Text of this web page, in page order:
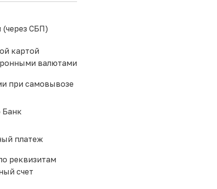
СБП)
картой
валютами
при самовывозе
Банк
платеж
реквизитам
счет